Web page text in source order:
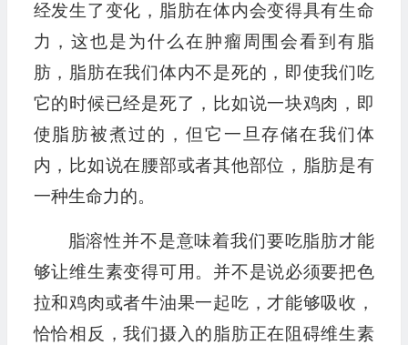
经发生了变化，脂肪在体内会变得具有生命
力，这也是为什么在肿瘤周围会看到有脂
肪，脂肪在我们体内不是死的，即使我们吃
它的时候已经是死了，比如说一块鸡肉，即
使脂肪被煮过的，但它一旦存储在我们体
内，比如说在腰部或者其他部位，脂肪是有
一种生命力的。
脂溶性并不是意味着我们要吃脂肪才能
够让维生素变得可用。并不是说必须要把色
拉和鸡肉或者牛油果一起吃，才能够吸收，
恰恰相反，我们摄入的脂肪正在阻碍维生素